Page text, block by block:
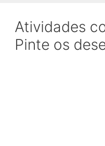
Atividades
Pinte os